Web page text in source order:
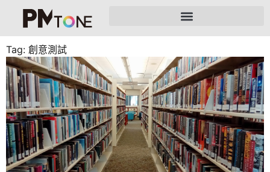
Tag: 創意測試